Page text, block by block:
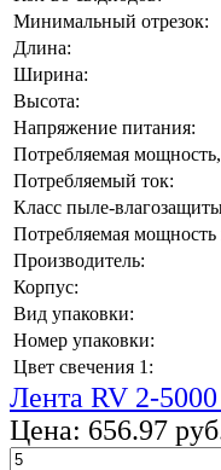
Минимальный отрезок:
Длина:
Ширина:
Высота:
Напряжение питания:
Потребляемая
Потребляемый ток:
Класс пыле-
Потребляемая мощность
Производитель:
Корпус:
Вид упаковки:
Номер упаковки:
Цвет свечения 1:
Лента RV 2-
Цена: 656.97